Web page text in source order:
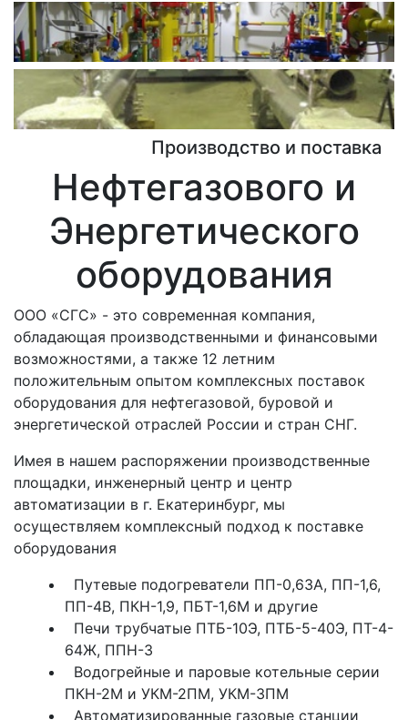
Мы осуществляем
Производство нефтегазового
оборудования
Газораспределительные
станции
Нагреватели электрические
поточные
Производство и поставка
Нефтегазового и
Энергетического
оборудования
ООО «СГС» - это современная компания,
обладающая производственными и финансовыми
возможностями, а также 12 летним
положительным опытом комплексных поставок
оборудования для нефтегазовой, буровой и
энергетической отраслей России и стран СНГ.
Имея в нашем распоряжении производственные
площадки, инженерный центр и центр
автоматизации в г. Екатеринбург, мы
осуществляем комплексный подход к поставке
оборудования
Путевые подогреватели ПП-0,63А, ПП-1,6,
ПП-4В, ПКН-1,9, ПБТ-1,6М и другие
Печи трубчатые ПТБ-10Э, ПТБ-5-40Э, ПТ-4-
64Ж, ППН-3
Водогрейные и паровые котельные серии
ПКН-2М и УКМ-2ПМ, УКМ-3ПМ
Автоматизированные газовые станции